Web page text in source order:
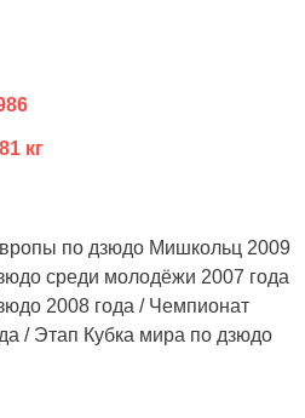
кг
по дзюдо Мишкольц 2009
среди молодёжи 2007 года
2008 года / Чемпионат
/ Этап Кубка мира по дзюдо